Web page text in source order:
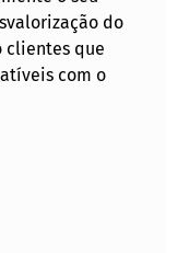
do
clientes que
com o